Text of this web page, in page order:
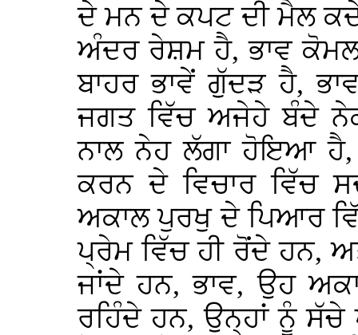
ਦੇ ਮਨ ਦੇ ਕਪਟ ਦੀ ਮੈਲ
ਅੰਦਰ ਰੇਸ਼ਮ ਹੈ, ਭਾਵ
ਬਾਹਰ ਭਾਵੇਂ ਗੁੱਦੜ ਹੈ,
ਜਗਤ ਵਿੱਚ ਅਜੇਹੇ ਬੰਦੇ
ਨਾਲ ਨੇਹ ਲੱਗਾ ਹੋਇਆ ਹੈ,
ਕਰਨ ਦੇ ਵਿਚਾਰ ਵਿੱਚ
ਅਕਾਲ ਪੁਰਖੁ ਦੇ ਪਿਆਰ
ਪ੍ਰੇਮ ਵਿੱਚ ਹੀ ਰੋਂਦੇ ਹਨ,
ਜਾਂਦੇ ਹਨ, ਭਾਵ, ਉਹ
ਰਹਿੰਦੇ ਹਨ, ਉਨ੍ਹਾਂ ਨੂੰ ਸੱਚੇ